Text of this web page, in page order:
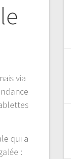
via
qui a
: